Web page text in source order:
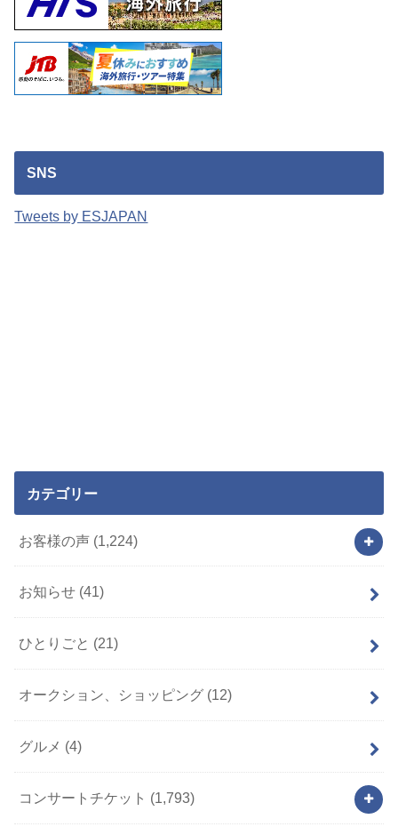
SNS
Tweets by ESJAPAN
カテゴリー
お客様の声 (1,224)
お知らせ (41)
ひとりごと (21)
オークション、ショッピング (12)
グルメ (4)
コンサートチケット (1,793)